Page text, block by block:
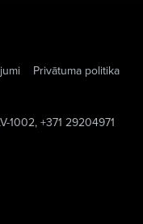
Privātuma politika
1002, +371 29204971